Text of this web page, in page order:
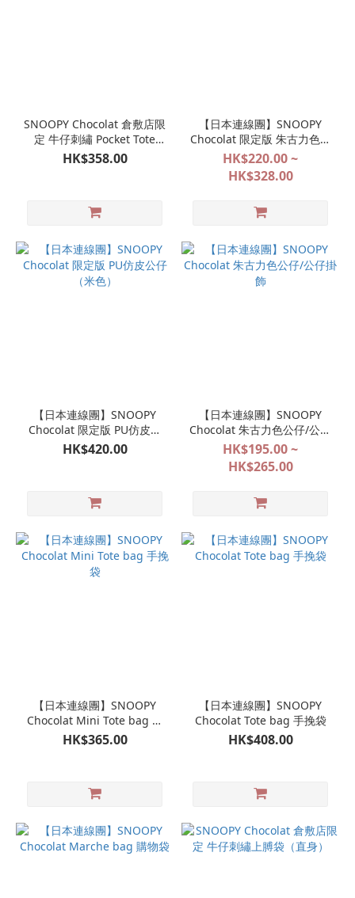
SNOOPY Chocolat 倉敷店限
定 牛仔刺繡 Pocket Tote
bag
HK$358.00
【日本連線團】SNOOPY
Chocolat 限定版 朱古力色毛
公仔（2款尺寸可選）
HK$220.00 ~
HK$328.00
【日本連線團】SNOOPY
Chocolat 限定版 PU仿皮公
仔（米色）
HK$420.00
【日本連線團】SNOOPY
Chocolat 朱古力色公仔/公仔
掛飾
HK$195.00 ~
HK$265.00
【日本連線團】SNOOPY
Chocolat Mini Tote bag 手
挽袋
HK$365.00
【日本連線團】SNOOPY
Chocolat Tote bag 手挽袋
HK$408.00